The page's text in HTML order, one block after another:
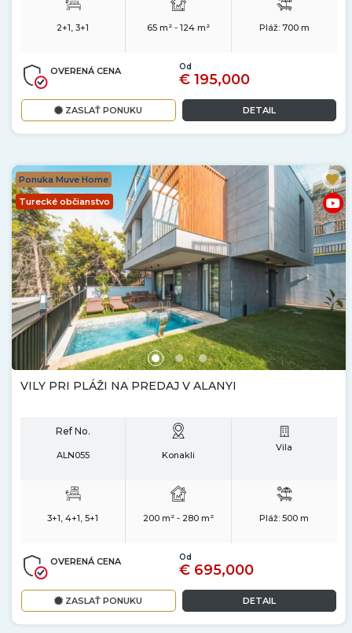
2+1, 3+1 65 m² - 124 m² Pláž: 700 m
OVERENÁ CENA Od
€ 195,000
ZASLAŤ PONUKU DETAIL
Ponuka Muve Home
Turecké občianstvo
VILY PRI PLÁŽI NA PREDAJ V ALANYI
Ref No.
ALN055 Konakli
Vila
3+1, 4+1, 5+1 200 m² - 280 m² Pláž:500 m
OVERENÁ CENA Od
€ 695,000
ZASLAŤ PONUKU DETAIL